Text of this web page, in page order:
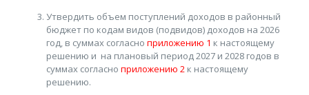
Утвердить объем поступлений доходов в районный
бюджет по кодам видов (подвидов) доходов на 2026
год, в суммах согласно приложению 1 к настоящему
решению и на плановый период 2027 и 2028 годов в
суммах согласно приложению 2к настоящему
решению.